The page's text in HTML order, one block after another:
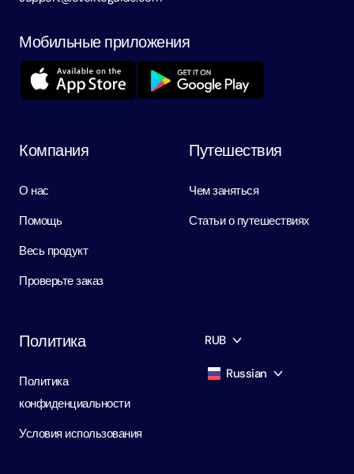
Мобильные приложения
Компания
О нас
Помощь
Весь продукт
Проверьте заказ
Путешествия
Чем заняться
Статьи о путешествиях
Политика
Политика
конфиденциальности
Условия использования
RUB
Russian